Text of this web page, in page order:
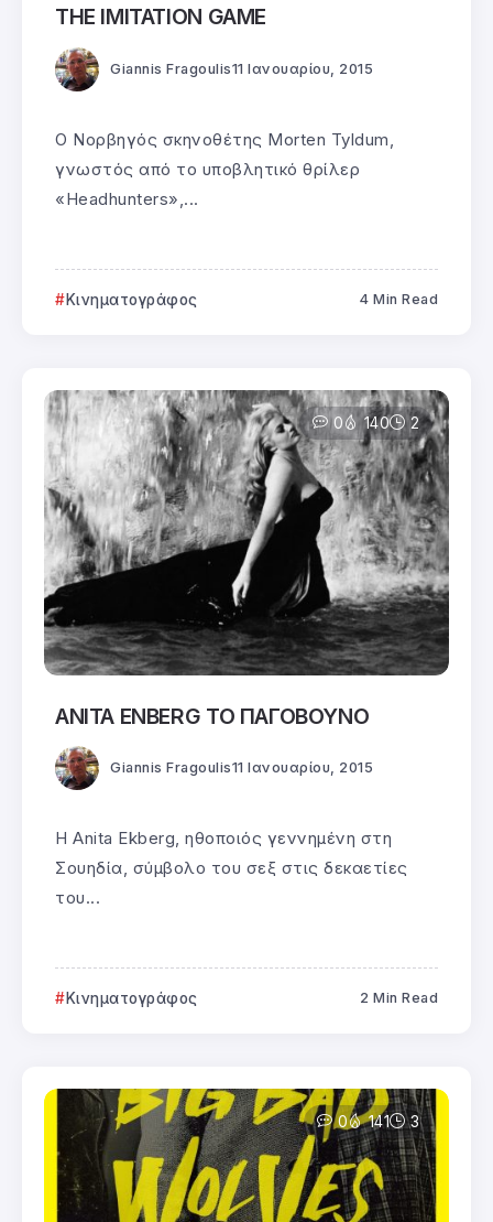
THE IMITATION GAME
Giannis Fragoulis11 Ιανουαρίου, 2015
O Νορβηγός σκηνοθέτης Morten Tyldum,
γνωστός από το υποβλητικό θρίλερ
«Headhunters»,...
Κινηματογράφος 4 Min Read
0 140 2
ANITA ENBERG ΤΟ ΠΑΓΟΒΟΥΝΟ
Giannis Fragoulis11 Ιανουαρίου, 2015
Η Anita Ekberg, ηθοποιός γεννημένη στη
Σουηδία, σύμβολο του σεξ στις δεκαετίες
του...
Κινηματογράφος 2 Min Read
0 141 3